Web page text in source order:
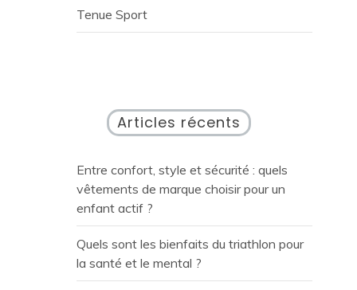
Tenue Sport
Articles récents
Entre confort, style et sécurité : quels
vêtements de marque choisir pour un
enfant actif ?
Quels sont les bienfaits du triathlon pour
la santé et le mental ?